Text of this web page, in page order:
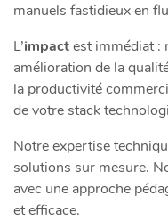
manuels fastidieux en
L’impactest immédiat :
amélioration de la
la productivité
de votre stack
Notre expertise
solutions sur mesure.
avec une approche
et efficace.